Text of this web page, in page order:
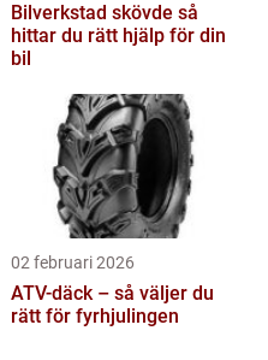
Bilverkstad skövde så
hittar du rätt hjälp för din
bil
02 februari 2026
ATV-däck – så väljer du
rätt för fyrhjulingen